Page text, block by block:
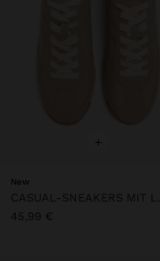
+
New
45,99 €